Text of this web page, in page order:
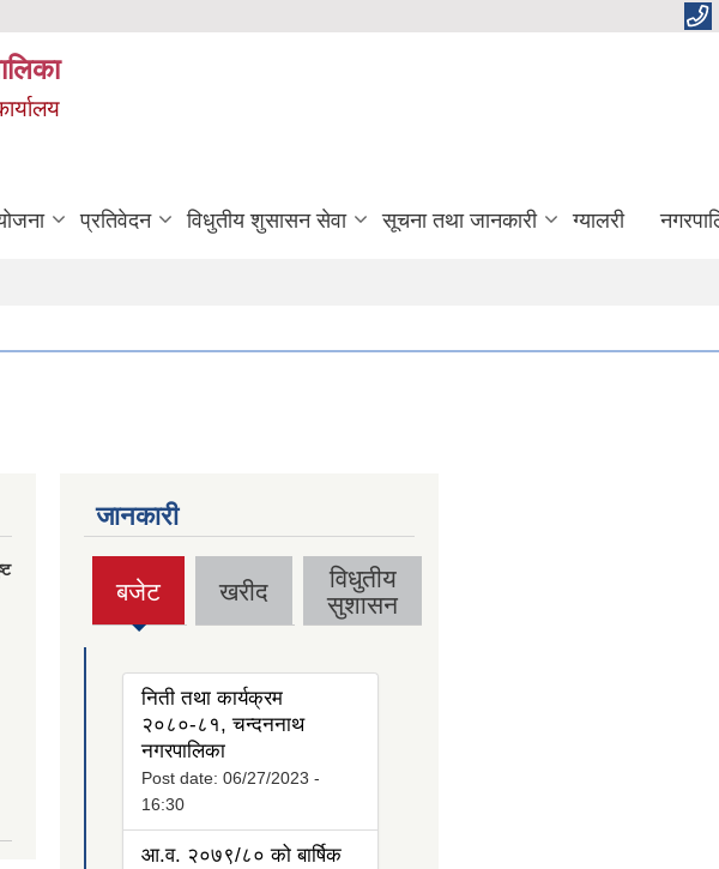
प्रतिवेदन विधुतीय शुसासन सेवा सूचना तथा जानकारी ग्यालरी
जानकारी
बजेट
(active
tab)
खरीद
विधुतीय
सुशासन
निती तथा कार्यक्रम
२०८०-८१, चन्दननाथ
नगरपालिका
Post date: 06/27/2023 -
16:30
आ.व. २०७९/८० को बार्षिक